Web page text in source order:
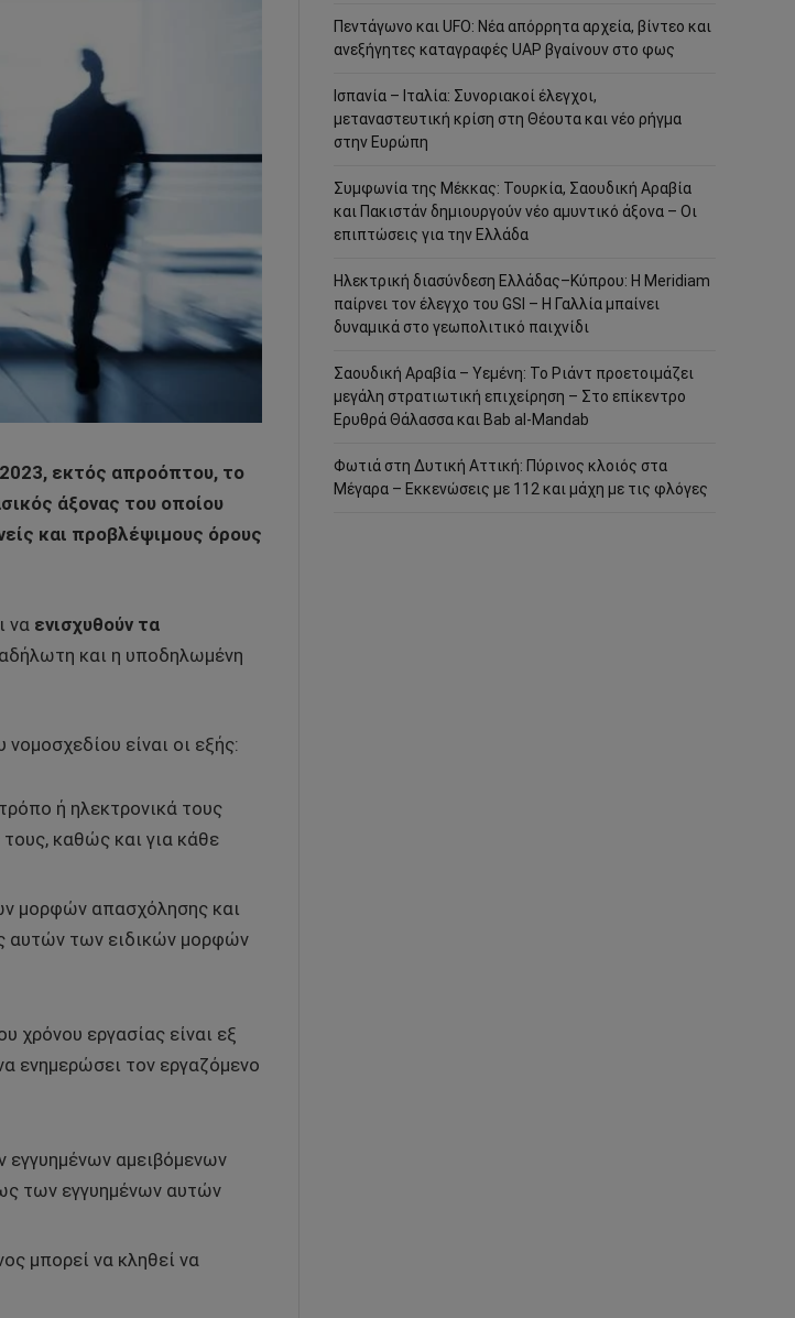
εκτός απροόπτου, το
άξονας του οποίου
και προβλέψιμους όρους
να ενισχυθούν τα
και η υποδηλωμένη
νομοσχεδίου είναι οι εξής:
ή ηλεκτρονικά τους
καθώς και για κάθε
μορφών απασχόλησης και
αυτών των ειδικών μορφών
χρόνου εργασίας είναι εξ
ενημερώσει τον εργαζόμενο
εγγυημένων αμειβόμενων
των εγγυημένων αυτών
μπορεί να κληθεί να
Πεντάγωνο και UFO: Νέα απόρρητα αρχεία, βίντεο και
ανεξήγητες καταγραφές UAP βγαίνουν στο φως
Ισπανία – Ιταλία: Συνοριακοί έλεγχοι,
μεταναστευτική κρίση στη Θέουτα και νέο ρήγμα
στην Ευρώπη
Συμφωνία της Μέκκας: Τουρκία, Σαουδική Αραβία
και Πακιστάν δημιουργούν νέο αμυντικό άξονα – Οι
επιπτώσεις για την Ελλάδα
Ηλεκτρική διασύνδεση Ελλάδας–Κύπρου: Η Meridiam
παίρνει τον έλεγχο του GSI – Η Γαλλία μπαίνει
δυναμικά στο γεωπολιτικό παιχνίδι
Σαουδική Αραβία – Υεμένη: Το Ριάντ προετοιμάζει
μεγάλη στρατιωτική επιχείρηση – Στο επίκεντρο
Ερυθρά Θάλασσα και Bab al-Mandab
Φωτιά στη Δυτική Αττική: Πύρινος κλοιός στα
Μέγαρα – Εκκενώσεις με 112 και μάχη με τις φλόγες